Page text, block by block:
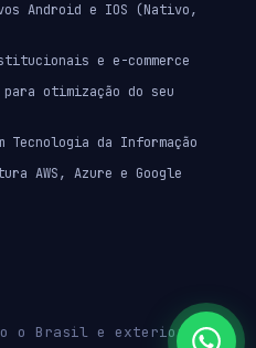
Android e IOS (Nativo,
e e-commerce
para otimização do seu
Tecnologia da Informação
AWS, Azure e Google
o Brasil e exterior